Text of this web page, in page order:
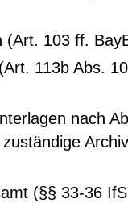
(Art. 103 ff.
113b Abs.
nach
(§§ 33-36